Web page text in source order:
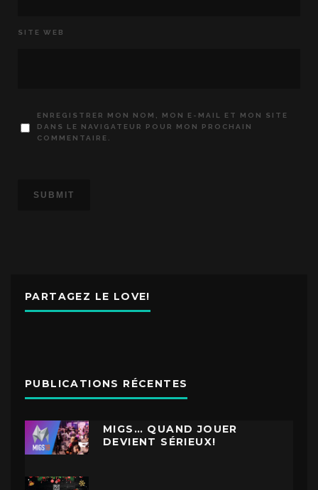
SITE WEB
ENREGISTRER MON NOM, MON E-MAIL ET MON SITE
DANS LE NAVIGATEUR POUR MON PROCHAIN
COMMENTAIRE.
PARTAGEZ LE LOVE!
PUBLICATIONS RÉCENTES
MIGS… QUAND JOUER
DEVIENT SÉRIEUX!